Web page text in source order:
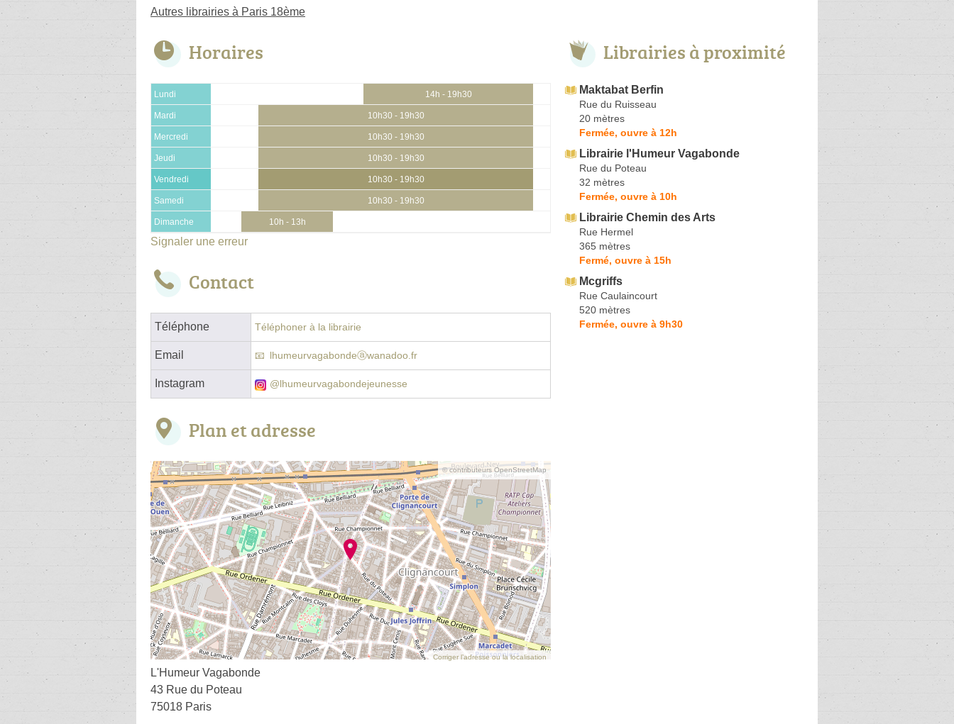
Autres librairies à Paris 18ème
Horaires
Lundi 14h - 19h30
Mardi 10h30 - 19h30
Mercredi 10h30 - 19h30
Jeudi 10h30 - 19h30
Vendredi 10h30 - 19h30
Samedi 10h30 - 19h30
Dimanche 10h - 13h
Signaler une erreur
Contact
Téléphone Téléphoner à la librairie
Email lhumeurvagabondeⓐwanadoo.fr
Instagram @lhumeurvagabondejeunesse
Plan et adresse
© contributeurs OpenStreetMap
Corriger l’adresse ou la localisation
L'Humeur Vagabonde
43 Rue du Poteau
75018 Paris
Librairies à proximité
Maktabat Berfin
Rue du Ruisseau
20 mètres
Fermée, ouvre à 12h
Librairie l'Humeur Vagabonde
Rue du Poteau
32 mètres
Fermée, ouvre à 10h
Librairie Chemin des Arts
Rue Hermel
365 mètres
Fermé, ouvre à 15h
Mcgriffs
Rue Caulaincourt
520 mètres
Fermée, ouvre à 9h30